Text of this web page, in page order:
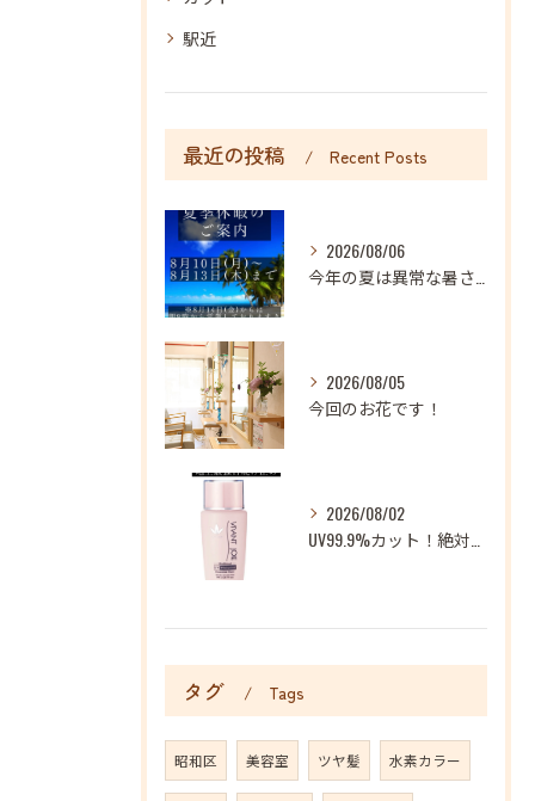
駅近
最近の投稿 Recent Posts
2026/08/06
2026/08/05
今回のお花です！
2026/08/02
タグ Tags
昭和区 美容室 ツヤ髪 水素カラー